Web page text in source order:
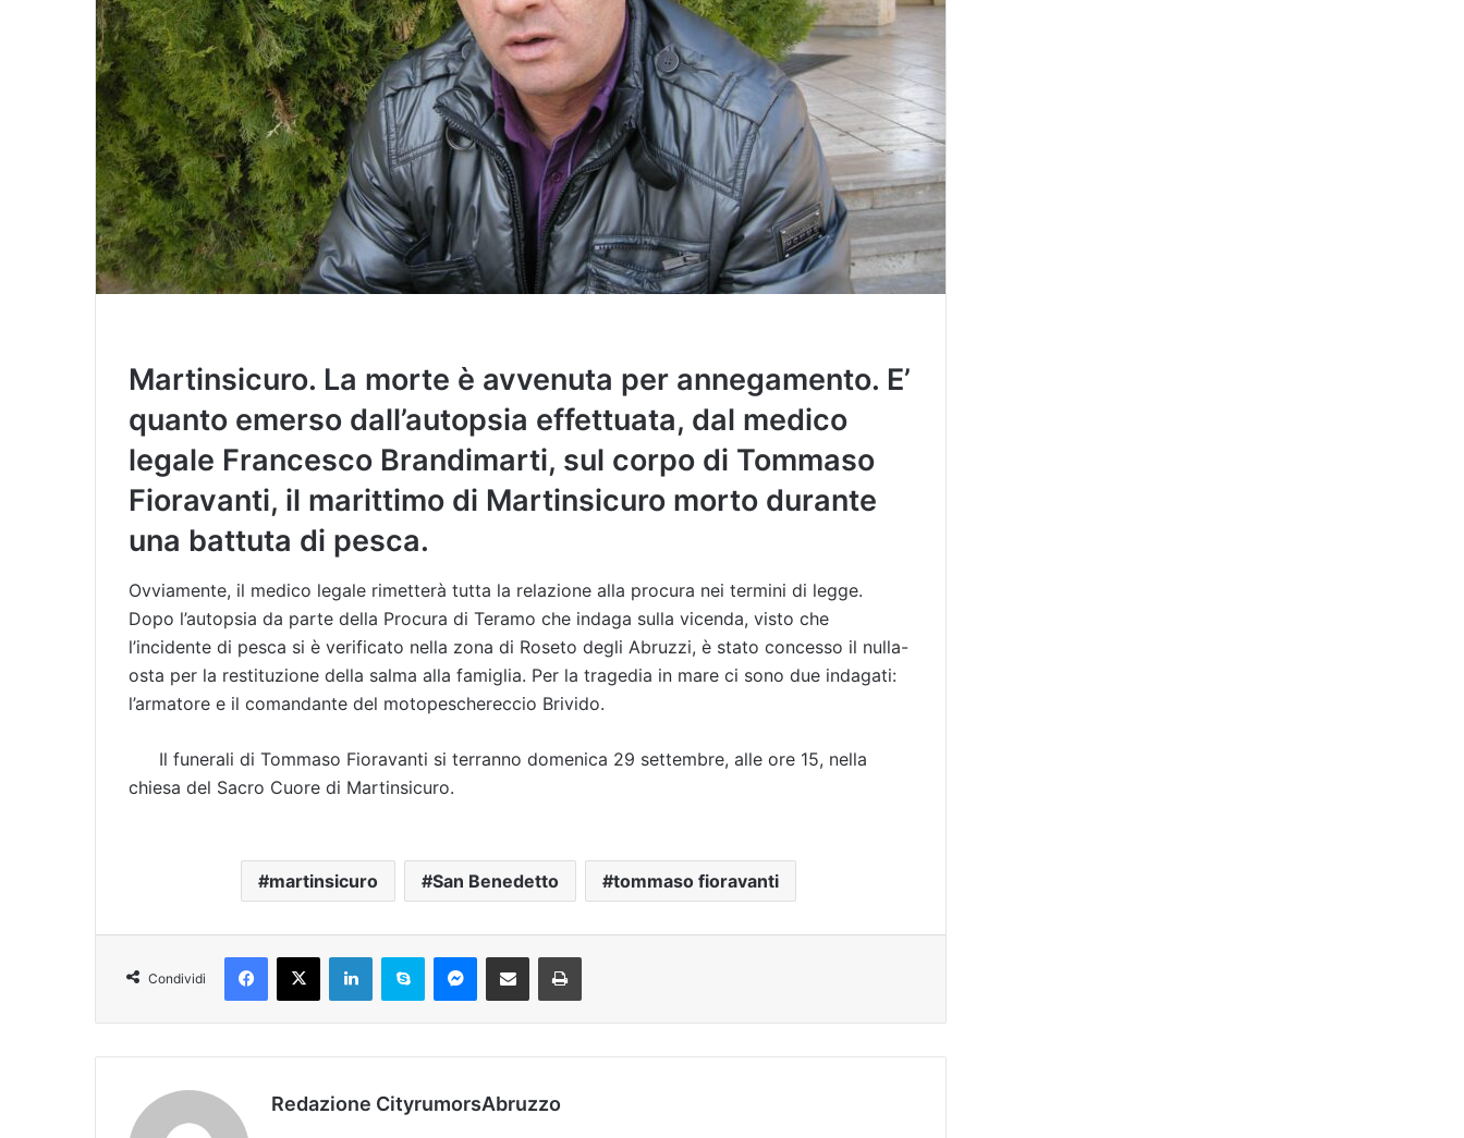
Martinsicuro. La morte è avvenuta per annegamento. E’
quanto emerso dall’autopsia effettuata, dal medico
legale Francesco Brandimarti, sul corpo di Tommaso
Fioravanti, il marittimo di Martinsicuro morto durante
una battuta di pesca.
Ovviamente, il medico legale rimetterà tutta la relazione alla procura nei termini di legge.
Dopo l’autopsia da parte della Procura di Teramo che indaga sulla vicenda, visto che
l’incidente di pesca si è verificato nella zona di Roseto degli Abruzzi, è stato concesso il nulla-
osta per la restituzione della salma alla famiglia. Per la tragedia in mare ci sono due indagati:
l’armatore e il comandante del motopeschereccio Brivido.
Il funerali di Tommaso Fioravanti si terranno domenica 29 settembre, alle ore 15, nella
chiesa del Sacro Cuore di Martinsicuro.
martinsicuro San Benedetto tommaso fioravanti
Condividi
Redazione CityrumorsAbruzzo